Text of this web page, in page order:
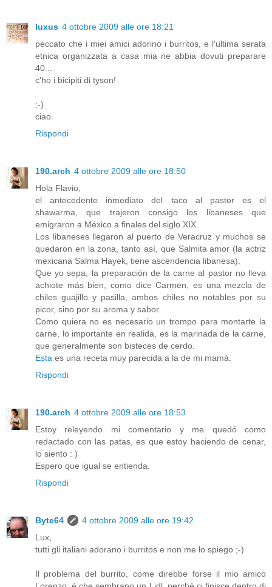
luxus 4 ottobre 2009 alle ore 18:21
peccato che i miei amici adorino i burritos, e l'ultima serata
etnica organizzata a casa mia ne abbia dovuti preparare
40...
c'ho i bicipiti di tyson!
;-)
ciao.
Rispondi
190.arch 4 ottobre 2009 alle ore 18:50
Hola Flavio,
el antecedente inmediato del taco al pastor es el
shawarma, que trajeron consigo los libaneses que
emigraron a México a finales del siglo XIX.
Los libaneses llegaron al puerto de Veracruz y muchos se
quedaron en la zona, tanto así, que Salmita amor (la actriz
mexicana Salma Hayek, tiene ascendencia libanesa).
Que yo sepa, la preparación de la carne al pastor no lleva
achiote más bien, como dice Carmen, es una mezcla de
chiles guajillo y pasilla, ambos chiles no notables por su
picor, sino por su aroma y sabor.
Como quiera no es necesario un trompo para montarte la
carne, lo importante en realida, es la marinada de la carne,
que generalmente son bisteces de cerdo.
Esta es una receta muy parecida a la de mi mamá.
Rispondi
190.arch 4 ottobre 2009 alle ore 18:53
Estoy releyendo mi comentario y me quedó como
redactado con las patas, es que estoy haciendo de cenar,
lo siento : )
Espero que igual se entienda.
Rispondi
Byte64
4 ottobre 2009 alle ore 19:42
Lux,
tutti gli italiani adorano i burritos e non me lo spiego ;-)
Il problema del burrito, come direbbe forse il mio amico